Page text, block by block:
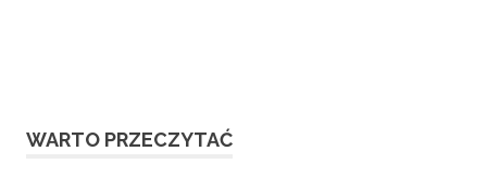
WARTO PRZECZYTAĆ